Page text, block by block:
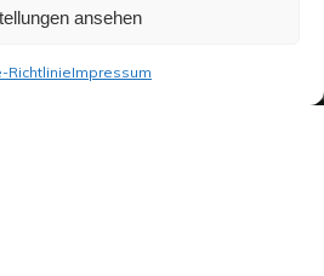
ansehen
RichtlinieImpressum